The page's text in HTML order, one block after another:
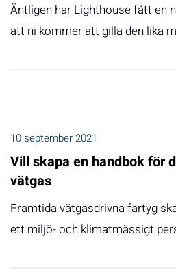
Äntligen har Lighthouse fått en
att ni kommer att gilla den lika
10 september 2021
Vill skapa en handbok för
vätgas
Framtida vätgasdrivna fartyg
ett miljö- och klimatmässigt